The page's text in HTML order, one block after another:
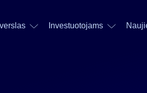
Investuotojams